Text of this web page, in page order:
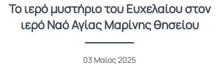
Το ιερό μυστήριο του Ευχελαίου στον
ιερό Ναό Αγίας Μαρίνης θησείου
03 Μαϊος 2025